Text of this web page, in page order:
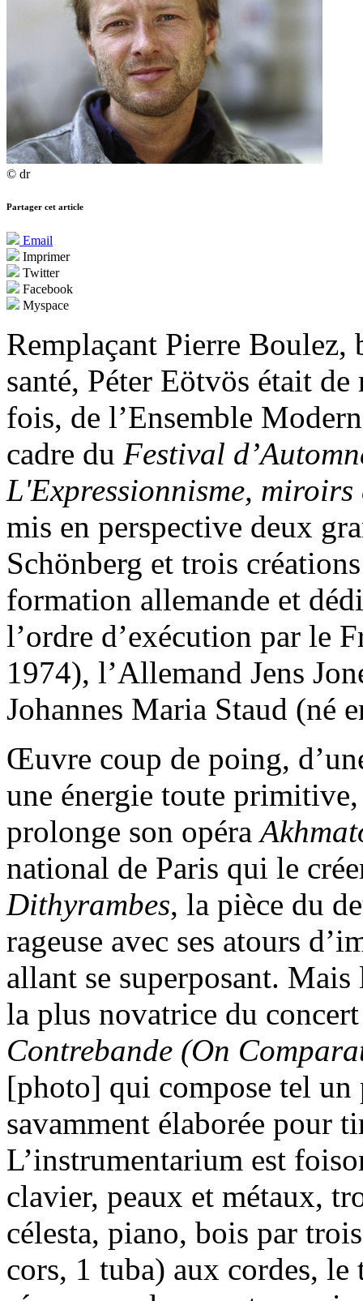
© dr
Partager cet article
Email
Imprimer
Twitter
Facebook
Myspace
Remplaçant Pierre Boulez,
santé, Péter Eötvös était
fois, de l’Ensemble
cadre du Festival
L'Expressionnisme, miroirs
mis en perspective deux
Schönberg et trois
formation allemande et
l’ordre d’exécution par le
1974), l’Allemand Jens
Johannes Maria Staud (né
Œuvre coup de poing,
une énergie toute
prolonge son opéra
national de Paris qui le
Dithyrambes, la pièce du
rageuse avec ses atours
allant se superposant.
la plus novatrice du
Contrebande (On
[photo] qui compose tel un
savamment élaborée pour
L’instrumentarium est
clavier, peaux et métaux,
célesta, piano, bois par
cors, 1 tuba) aux cordes,